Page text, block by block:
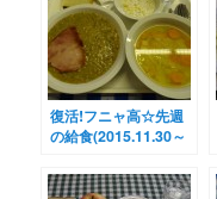
復活!フニャ高☆先週
の給食(2015.11.30～